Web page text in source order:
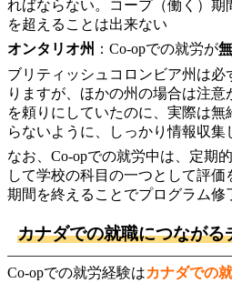
ればならない。コープ（働く）期
を超えることは出来ない
オンタリオ州 ：Co-opでの就労が
ブリティッシュコロンビア州は
りますが、ほかの州の場合は注意
を頼りにしていたのに、実際は
らないように、しっかり情報収集
なお、Co-opでの就労中は、定期
して学校の科目の一つとして評
期間を終えることでプログラム修
カナダでの就職につながる
Co-opでの就労経験はカナダでの